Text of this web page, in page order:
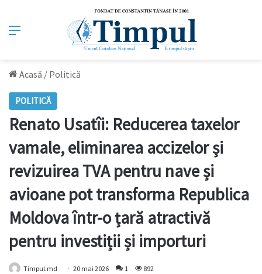
Meniu
Acasă / Politică
POLITICĂ
Renato Usatîi: Reducerea taxelor
vamale, eliminarea accizelor și
revizuirea TVA pentru nave și
avioane pot transforma Republica
Moldova într-o țară atractivă
pentru investiții și importuri
Timpul.md 20 mai 2026 1 892